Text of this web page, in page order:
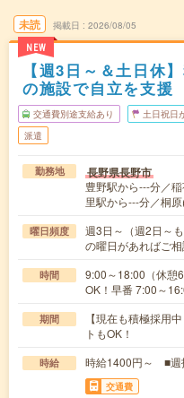
未読
NEW
掲載日 2026/08/05
【週3日～＆土日休
の施設で自立を支援
交通費別途支給あり 土日祝日
派遣
勤務地 長野県長野市
豊野駅から---分／
里駅から---分／桐
曜日頻度
週3日～（週2日～
の曜日があればご相
時間
9:00～18:00（休憩
OK！早番 7:00～
期間
【現在も積極採用
トもOK！
時給 時給1400円～ ■週
交通費